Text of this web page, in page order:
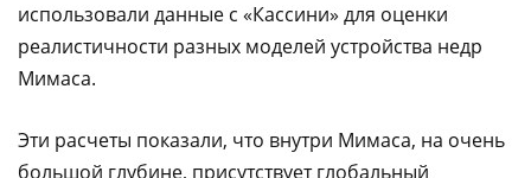
использовали данные с «Кассини» для оценки
реалистичности разных моделей устройства недр
Мимаса.
Эти расчеты показали, что внутри Мимаса, на очень
большой глубине, присутствует глобальный